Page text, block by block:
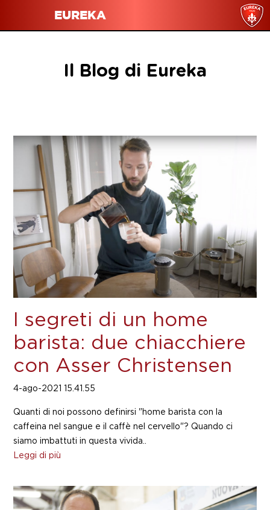
EUREKA
Il Blog di Eureka
I segreti di un home
barista: due chiacchiere
con Asser Christensen
4-ago-2021 15.41.55
Quanti di noi possono definirsi "home barista con la
caffeina nel sangue e il caffè nel cervello"? Quando ci
siamo imbattuti in questa vivida..
Leggi di più